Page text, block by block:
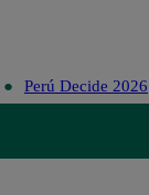
Perú Decide 2026